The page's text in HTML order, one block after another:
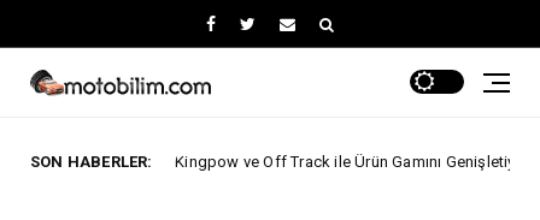
SON HABERLER:
Kingpow ve Off Track ile Ürün Gamını Genişletiyor NİSSAN